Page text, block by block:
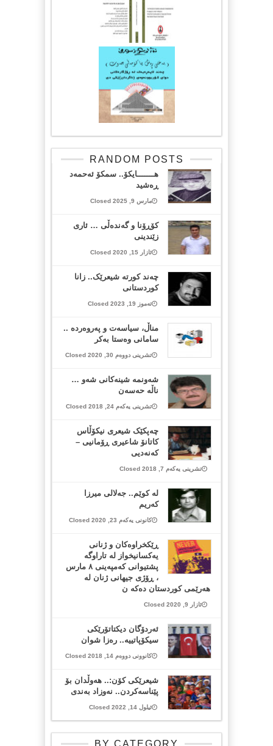
RANDOM POSTS
هـــــــایکۆ.. سمکۆ ئەحمەد
ڕەشید
مارس 9, 2025 Closed
كۆڕۆنا و گه‌نده‌ڵی … ئاری
زێندینی
ئازار 15, 2020 Closed
چەند کورتە شیعرێک.. زانا
کوردستانی
تەموز 19, 2023 Closed
مناڵ، سیاسەت و پەروەردە ..
سامانی وەستا بەکر
تشرینی دووەم 30, 2020 Closed
شەونمە شینەکانی شەو …
ناڵە حەسەن
تشرینی یەکەم 24, 2018 Closed
چەپکێک شیعری نیکۆڵاس
کاتانۆ شاعیری ڕۆمانیی –
کەنەدیی
تشرینی یەکەم 7, 2018 Closed
له‌ كوێم.. جه‌لالی میرزا
كه‌ریم
کانونی یەکەم 23, 2020 Closed
ڕێکخراوەکان و ژنانی
یەکسانیخواز لە تاراوگە
پشتیوانی کەمپەینی ٨ مارس
، ڕۆژی جیهانی ژنان لە
هەرێمی کوردستان دەکە ن
ئازار 9, 2020 Closed
ئەردۆگان دیکتاتۆرێکی
سیکۆپاتییە.. رەزا شوان
کانوونی دووەم 14, 2018 Closed
شیعرێکی کۆن:.. هەوڵدان بۆ
پێناسەکردن.. نەوزاد بەندی
ئیلول 14, 2022 Closed
BY CATEGORY